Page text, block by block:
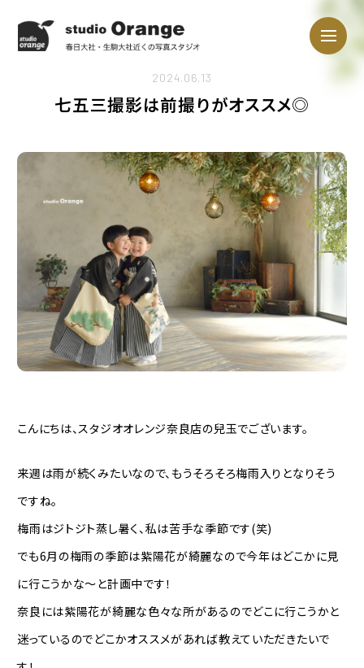
2024.06.13
七五三撮影は前撮りがオススメ◎
こんにちは、スタジオオレンジ奈良店の兒玉でございます。
来週は雨が続くみたいなので、もうそろそろ梅雨入りとなりそう
ですね。
梅雨はジトジト蒸し暑く、私は苦手な季節です(笑)
でも6月の梅雨の季節は紫陽花が綺麗なので今年はどこかに見
に行こうかな〜と計画中です！
奈良には紫陽花が綺麗な色々な所があるのでどこに行こうかと
迷っているのでどこかオススメがあれば教えていただきたいで